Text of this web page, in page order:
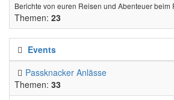
Berichte von euren Reisen und Abenteuer beim
Themen: 23
Events
Passknacker Anlässe
Themen: 33